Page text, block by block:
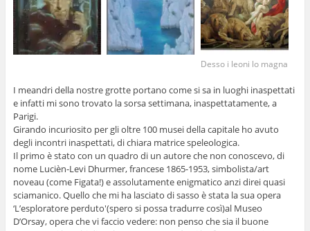
Desso i leoni lo magna
I meandri della nostre grotte portano come si sa in luoghi inaspettati
e infatti mi sono trovato la sorsa settimana, inaspettatamente, a
Parigi.
Girando incuriosito per gli oltre 100 musei della capitale ho avuto
degli incontri inaspettati, di chiara matrice speleologica.
Il primo è stato con un quadro di un autore che non conoscevo, di
nome Lucièn-Levi Dhurmer, francese 1865-1953, simbolista/art
noveau (come Figata!) e assolutamente enigmatico anzi direi quasi
sciamanico. Quello che mi ha lasciato di sasso è stata la sua opera
‘L’esploratore perduto'(spero si possa tradurre così)al Museo
D’Orsay, opera che vi faccio vedere: non penso che sia il buone